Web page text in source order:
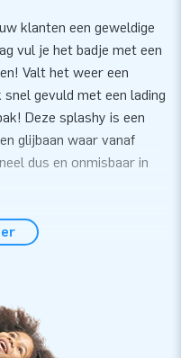
klanten een geweldige
vul je het badje met een
Valt het weer een
gevuld met een lading
Deze splashy is een
glijbaan waar vanaf
dus en onmisbaar in
feesten
De Splashy
vervoeren
inclusief blower,